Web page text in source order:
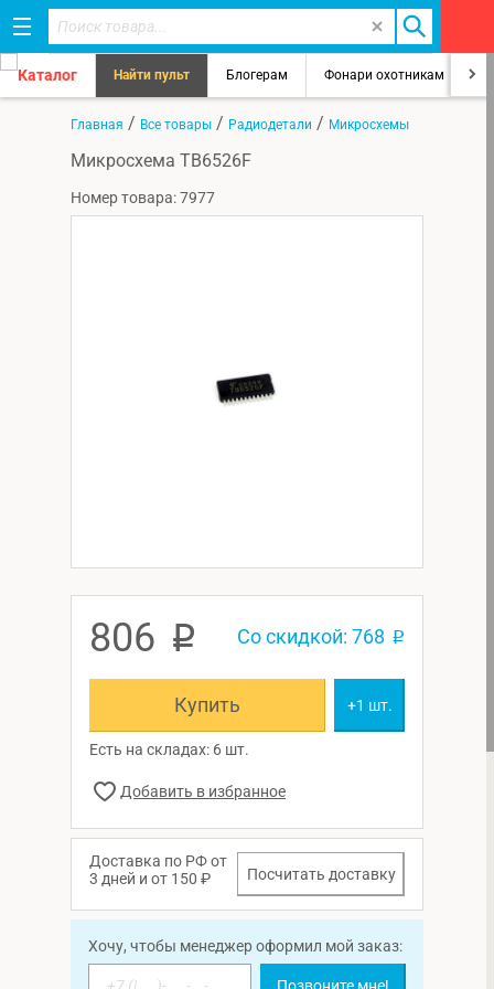
Каталог Найти пульт Блогерам Фонари охотникам
Главная / Все товары / Радиодетали / Микросхемы
Микросхема TB6526F
Номер товара: 7977
806 p Со скидкой: 768 p
Купить +1 шт.
Есть на складах: 6 шт.
Доставка по РФ от
3 дней и от 150 ₽
Посчитать доставку
Хочу, чтобы менеджер оформил мой заказ:
Позвоните мне!